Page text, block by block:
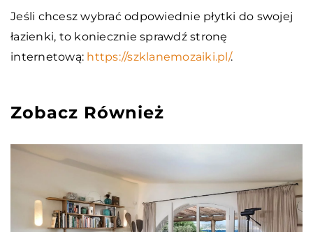
Jeśli chcesz wybrać odpowiednie płytki do swojej
łazienki, to koniecznie sprawdź stronę
internetową: https://szklanemozaiki.pl/.
Zobacz Również